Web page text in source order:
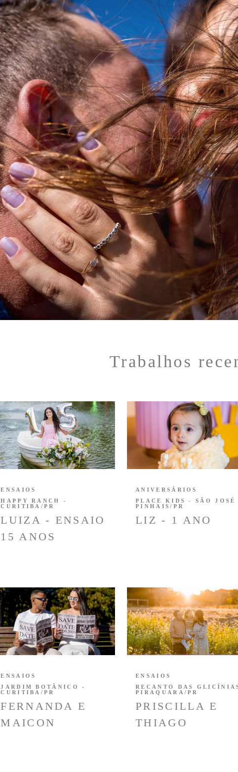
Trabalhos
LUIZA - ENSAIO
15 ANOS
ENSAIOS
HAPPY RANCH -
CURITIBA/PR
LIZ - 1 ANO
ANIVERSÁRIOS
PLACE KIDS - SÃO JOSÉ
PINHAIS/PR
FERNANDA E
MAICON
ENSAIOS
JARDIM BOTÂNICO -
CURITIBA/PR
PRISCILLA E
THIAGO
ENSAIOS
RECANTO DAS
PIRAQUARA/PR